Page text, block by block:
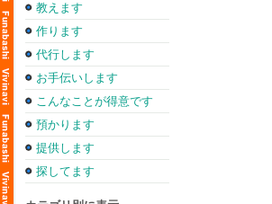
教えます
作ります
代行します
お手伝いします
こんなことが得意です
預かります
提供します
探してます